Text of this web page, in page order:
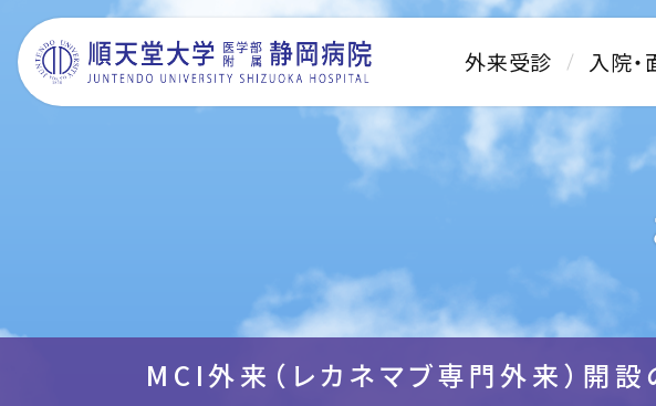
外来受診 入院・
MCI外来（レカネマブ専門外来）開設